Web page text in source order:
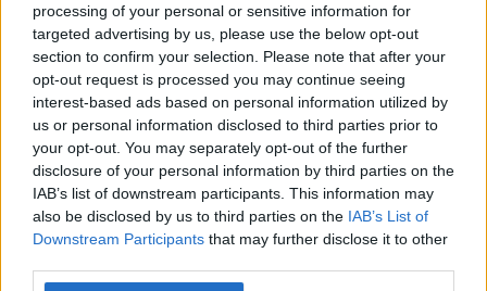
processing of your personal or sensitive information for
targeted advertising by us, please use the below opt-out
section to confirm your selection. Please note that after your
opt-out request is processed you may continue seeing
interest-based ads based on personal information utilized by
us or personal information disclosed to third parties prior to
your opt-out. You may separately opt-out of the further
disclosure of your personal information by third parties on the
IAB’s list of downstream participants. This information may
also be disclosed by us to third parties on the IAB’s List of
Downstream Participants that may further disclose it to other
Wiadomości
HANDEL I USŁUGI